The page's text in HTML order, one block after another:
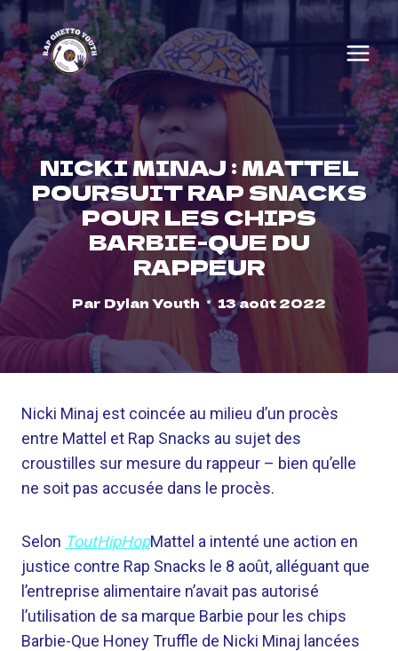
Skip
to
content
NICKI MINAJ : MATTEL
POURSUIT RAP SNACKS
POUR LES CHIPS
BARBIE-QUE DU
RAPPEUR
Par Dylan Youth 13 août 2022
Nicki Minaj est coincée au milieu d’un procès
entre Mattel et Rap Snacks au sujet des
croustilles sur mesure du rappeur – bien qu’elle
ne soit pas accusée dans le procès.
Selon ToutHipHopMattel a intenté une action en
justice contre Rap Snacks le 8 août, alléguant que
l’entreprise alimentaire n’avait pas autorisé
l’utilisation de sa marque Barbie pour les chips
Barbie-Que Honey Truffle de Nicki Minaj lancées